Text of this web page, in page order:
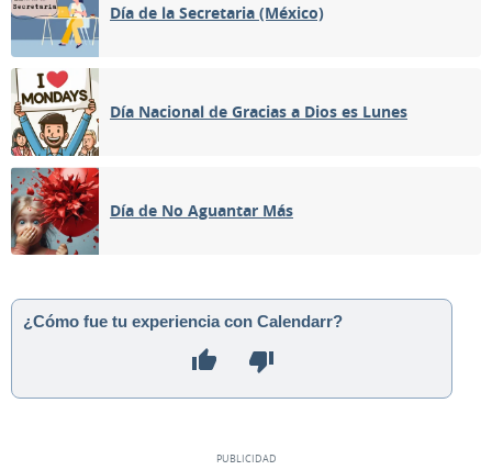
Día de la Secretaria (México)
Día Nacional de Gracias a Dios es Lunes
Día de No Aguantar Más
¿Cómo fue tu experiencia con Calendarr?